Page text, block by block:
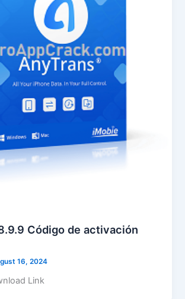
Código de activación
16, 2024
Link